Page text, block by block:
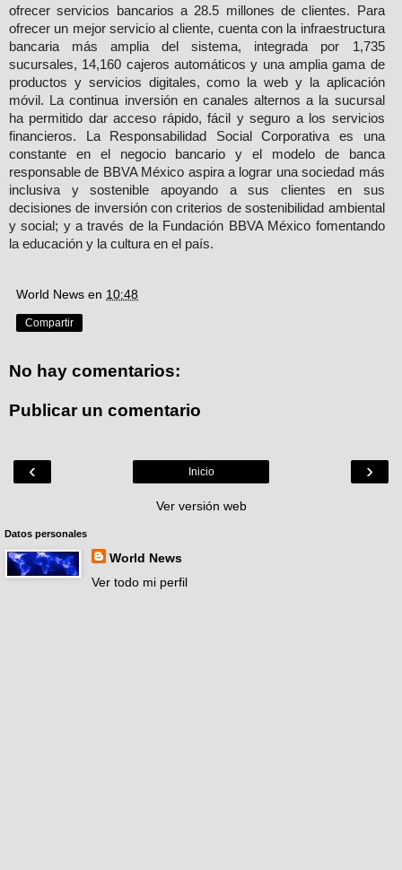
ofrecer servicios bancarios a 28.5 millones de clientes. Para
ofrecer un mejor servicio al cliente, cuenta con la infraestructura
bancaria más amplia del sistema, integrada por 1,735
sucursales, 14,160 cajeros automáticos y una amplia gama de
productos y servicios digitales, como la web y la aplicación
móvil. La continua inversión en canales alternos a la sucursal
ha permitido dar acceso rápido, fácil y seguro a los servicios
financieros. La Responsabilidad Social Corporativa es una
constante en el negocio bancario y el modelo de banca
responsable de BBVA México aspira a lograr una sociedad más
inclusiva y sostenible apoyando a sus clientes en sus
decisiones de inversión con criterios de sostenibilidad ambiental
y social; y a través de la Fundación BBVA México fomentando
la educación y la cultura en el país.
World News en 10:48
Compartir
No hay comentarios:
Publicar un comentario
‹ ›
Inicio
Ver versión web
Datos personales
World News
Ver todo mi perfil